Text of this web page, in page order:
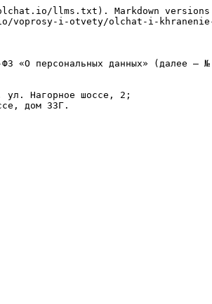
llms.txt). Markdown versions
i-otvety/olchat-i-khranenie-
«О персональных данных» (далее –
ул. Нагорное шоссе, 2;